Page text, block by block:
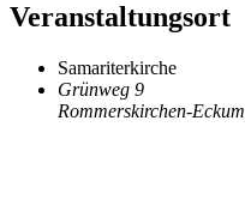
Veranstaltungsort
Samariterkirche
Grünweg 9
Rommerskirchen-Eckum